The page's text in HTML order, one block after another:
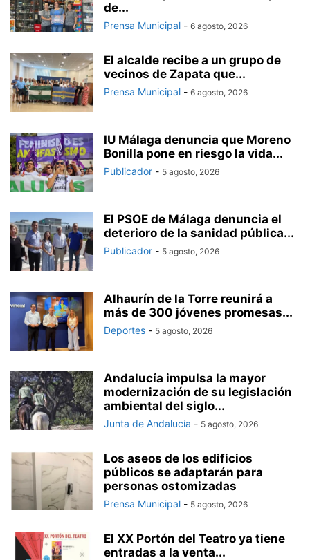
de...
Prensa Municipal - 6 agosto, 2026
El alcalde recibe a un grupo de
vecinos de Zapata que...
Prensa Municipal - 6 agosto, 2026
IU Málaga denuncia que Moreno
Bonilla pone en riesgo la vida...
Publicador - 5 agosto, 2026
El PSOE de Málaga denuncia el
deterioro de la sanidad pública...
Publicador - 5 agosto, 2026
Alhaurín de la Torre reunirá a
más de 300 jóvenes promesas...
Deportes - 5 agosto, 2026
Andalucía impulsa la mayor
modernización de su legislación
ambiental del siglo...
Junta de Andalucía - 5 agosto, 2026
Los aseos de los edificios
públicos se adaptarán para
personas ostomizadas
Prensa Municipal - 5 agosto, 2026
El XX Portón del Teatro ya tiene
entradas a la venta...